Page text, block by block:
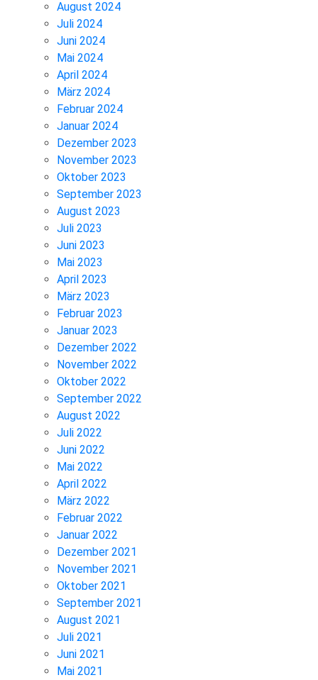
August 2024
Juli 2024
Juni 2024
Mai 2024
April 2024
März 2024
Februar 2024
Januar 2024
Dezember 2023
November 2023
Oktober 2023
September 2023
August 2023
Juli 2023
Juni 2023
Mai 2023
April 2023
März 2023
Februar 2023
Januar 2023
Dezember 2022
November 2022
Oktober 2022
September 2022
August 2022
Juli 2022
Juni 2022
Mai 2022
April 2022
März 2022
Februar 2022
Januar 2022
Dezember 2021
November 2021
Oktober 2021
September 2021
August 2021
Juli 2021
Juni 2021
Mai 2021